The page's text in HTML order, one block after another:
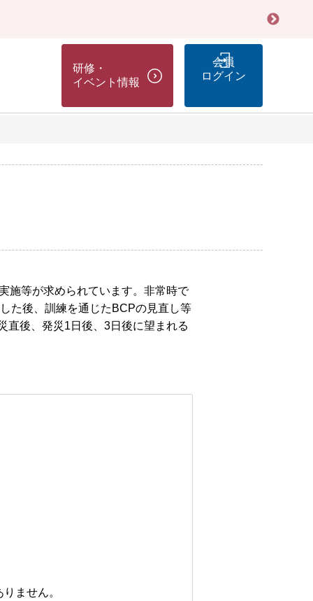
研修・
イベント情報
会員
ログイン
施等が求められています。非常時で
た後、訓練を通じたBCPの見直し等
直後、発災1日後、3日後に望まれる
ません。